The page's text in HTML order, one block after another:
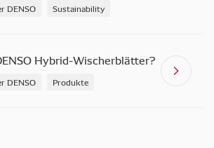
DENSO Sustainability
Hybrid-Wischerblätter?
DENSO Produkte